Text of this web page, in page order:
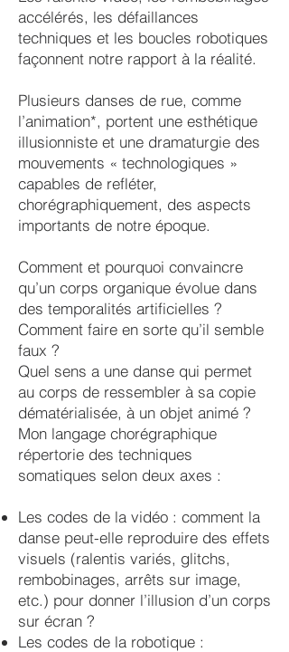
accélérés, les défaillances
techniques et les boucles robotiques
façonnent notre rapport à la réalité.
Plusieurs danses de rue, comme
l’animation*, portent une esthétique
illusionniste et une dramaturgie des
mouvements « technologiques »
capables de refléter,
chorégraphiquement, des aspects
importants de notre époque.
Comment et pourquoi convaincre
qu’un corps organique évolue dans
des temporalités artificielles ?
Comment faire en sorte qu’il semble
faux ?
Quel sens a une danse qui permet
au corps de ressembler à sa copie
dématérialisée, à un objet animé ?
Mon langage chorégraphique
répertorie des techniques
somatiques selon deux axes :
Les codes de la vidéo : comment la
danse peut-elle reproduire des effets
visuels (ralentis variés, glitchs,
rembobinages, arrêts sur image,
etc.) pour donner l’illusion d’un corps
sur écran ?
Les codes de la robotique :